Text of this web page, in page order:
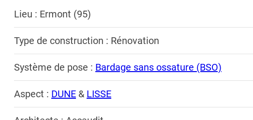
Lieu : Ermont (95)
Type de construction : Rénovation
Système de pose : Bardage sans ossature (BSO)
Aspect : DUNE & LISSE